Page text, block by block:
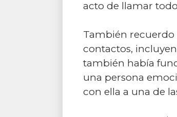
acto de llamar
También recuerdo
contactos,
también había
una persona
con ella a una de